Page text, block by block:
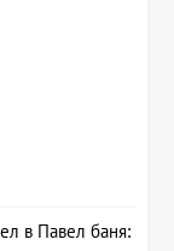
в Павел баня: